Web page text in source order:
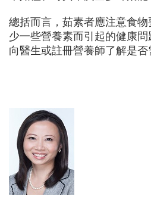
總括而言，茹素者應注意食
少一些營養素而引起的健康
向醫生或註冊營養師了解是否